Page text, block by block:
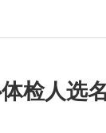
检人选